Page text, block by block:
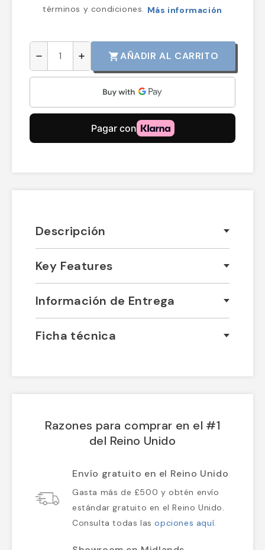
términos y condiciones. Más información
remove add shopping_cartAÑADIR AL CARRITO
Descripción
Key Features
Información de Entrega
Ficha técnica
Razones para comprar en el #1
del Reino Unido
Envío gratuito en el Reino Unido
Gasta más de £500 y obtén envío
estándar gratuito en el Reino Unido.
Consulta todas lasopciones aquí.